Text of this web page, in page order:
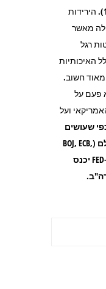
דרך למטה ללא עצירות (תרשים 14). הירידות
מאשר
רגל
האיכותיות
מאוד חשוב.
פעם על
ועל
שעושים
(
BOJ, ECB,
FED יכנס